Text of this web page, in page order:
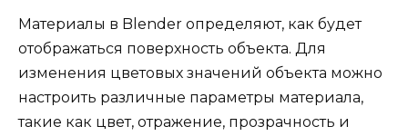
Материалы в Blender определяют, как будет
отображаться поверхность объекта. Для
изменения цветовых значений объекта можно
настроить различные параметры материала,
такие как цвет, отражение, прозрачность и